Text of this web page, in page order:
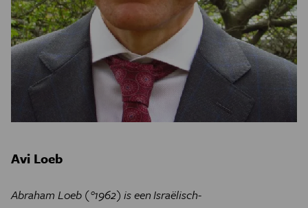
Avi Loeb
Abraham Loeb (°1962) is een Israëlisch-